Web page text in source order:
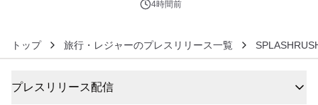
4時間前
トップ 旅行・レジャーのプレスリリース一覧
プレスリリース配信